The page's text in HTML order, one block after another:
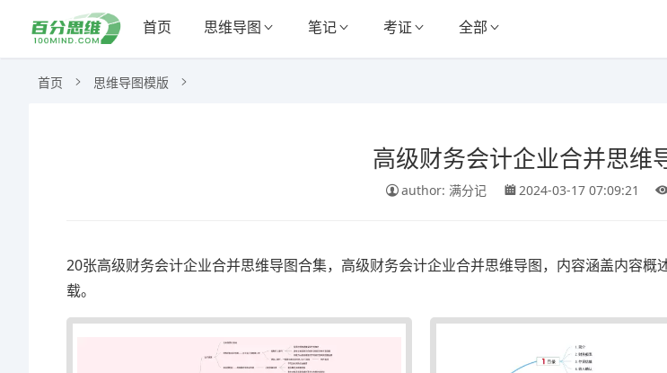
首页 思维导图 笔记 考证 全部
首页 思维导图模版
高级财务会计企业合并思维
author: 满分记 2024-03-17 07:09:21
20张高级财务会计企业合并思维导图合集，高级财务会计企业合并思维导图，内容涵盖内容
载。